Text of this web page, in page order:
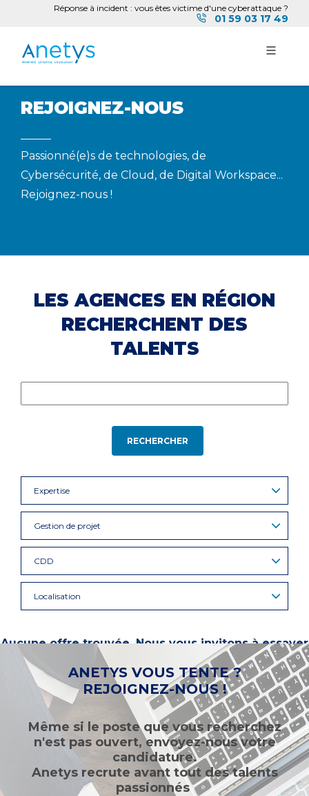
Réponse à incident : vous êtes victime d'une cyberattaque ?
01 59 03 17 49
REJOIGNEZ-NOUS
Passionné(e)s de technologies, de
Cybersécurité, de Cloud, de Digital Workspace...
Rejoignez-nous !
LES AGENCES EN RÉGION
RECHERCHENT DES
TALENTS
RECHERCHER
Expertise
Gestion de projet
CDD
Localisation
Aucune offre trouvée. Nous vous invitons à essayer
d’autres mots-clés ou à sélectionner un « métier ».
ANETYS VOUS TENTE ?
REJOIGNEZ-NOUS !
Même si le poste que vous recherchez
n'est pas ouvert, envoyez-nous votre
candidature.
Anetys recrute avant tout des talents
passionnés